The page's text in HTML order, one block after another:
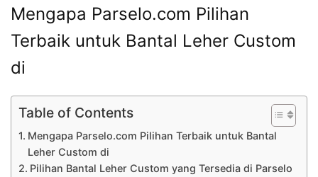
Mengapa Parselo.com Pilihan
Terbaik untuk Bantal Leher Custom
di
Table of Contents
Mengapa Parselo.com Pilihan Terbaik untuk Bantal
Leher Custom di
Pilihan Bantal Leher Custom yang Tersedia di Parselo